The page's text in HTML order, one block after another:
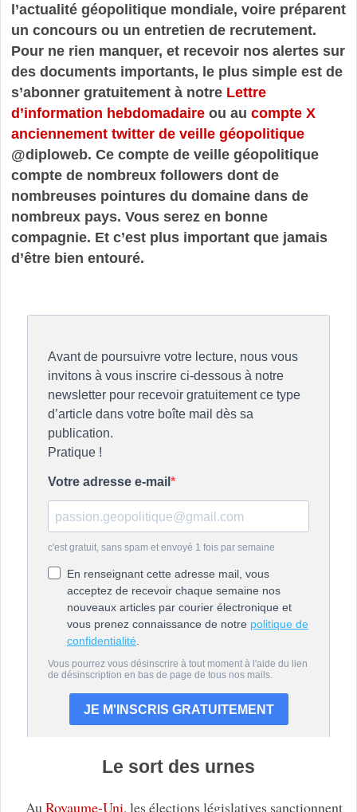
l’actualité géopolitique mondiale, voire préparent
un concours ou un entretien de recrutement.
Pour ne rien manquer, et recevoir nos alertes sur
des documents importants, le plus simple est de
s’abonner gratuitement à notre Lettre
d’information hebdomadaireou au compte X
anciennement twitter de veille géopolitique
@diploweb. Ce compte de veille géopolitique
compte de nombreux followers dont de
nombreuses pointures du domaine dans de
nombreux pays. Vous serez en bonne
compagnie. Et c’est plus important que jamais
d’être bien entouré.
Le sort des urnes
Au Royaume-Uni, les élections législatives sanctionnent